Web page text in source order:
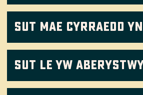
Sut mae cyrraedd
Sut le yw